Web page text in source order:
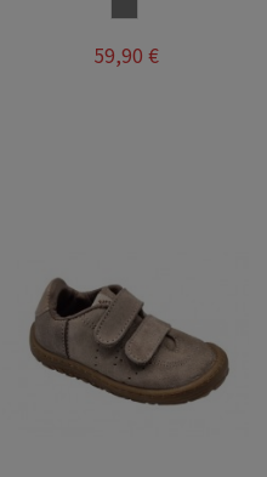
59,90 €